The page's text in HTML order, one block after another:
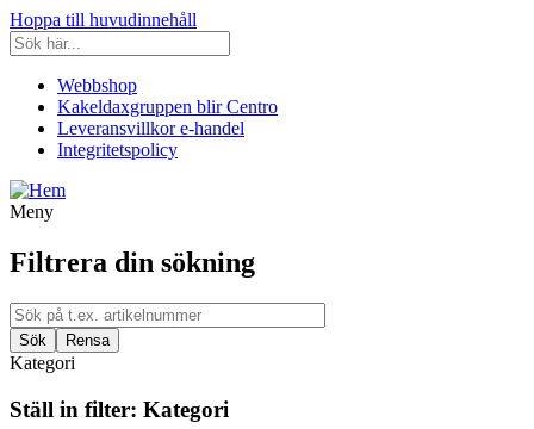
Hoppa till huvudinnehåll
Webbshop
Kakeldaxgruppen blir Centro
Leveransvillkor e-handel
Integritetspolicy
Meny
Filtrera din sökning
Kategori
Ställ in filter: Kategori